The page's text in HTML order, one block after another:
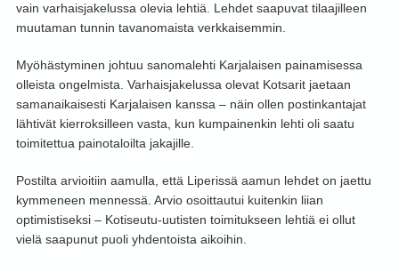
vain varhaisjakelussa olevia lehtiä. Lehdet saapuvat tilaajilleen
muutaman tunnin tavanomaista verkkaisemmin.
Myöhästyminen johtuu sanomalehti Karjalaisen painamisessa
olleista ongelmista. Varhaisjakelussa olevat Kotsarit jaetaan
samanaikaisesti Karjalaisen kanssa – näin ollen postinkantajat
lähtivät kierroksilleen vasta, kun kumpainenkin lehti oli saatu
toimitettua painotaloilta jakajille.
Postilta arvioitiin aamulla, että Liperissä aamun lehdet on jaettu
kymmeneen mennessä. Arvio osoittautui kuitenkin liian
optimistiseksi – Kotiseutu-uutisten toimitukseen lehtiä ei ollut
vielä saapunut puoli yhdentoista aikoihin.